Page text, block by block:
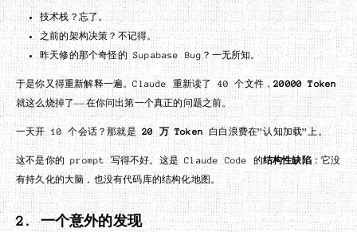
技术栈？忘了。
之前的架构决策？不记得。
昨天修的那个奇怪的 Supabase Bug？一无所知。
于是你又得重新解释一遍。Claude 重新读了 40 个文件，20000 Token
就这么烧掉了——在你问出第一个真正的问题之前。
一天开 10 个会话？那就是 20 万 Token 白白浪费在”认知加载”上。
这不是你的 prompt 写得不好。这是 Claude Code 的结构性缺陷：它没
有持久化的大脑，也没有代码库的结构化地图。
2. 一个意外的发现